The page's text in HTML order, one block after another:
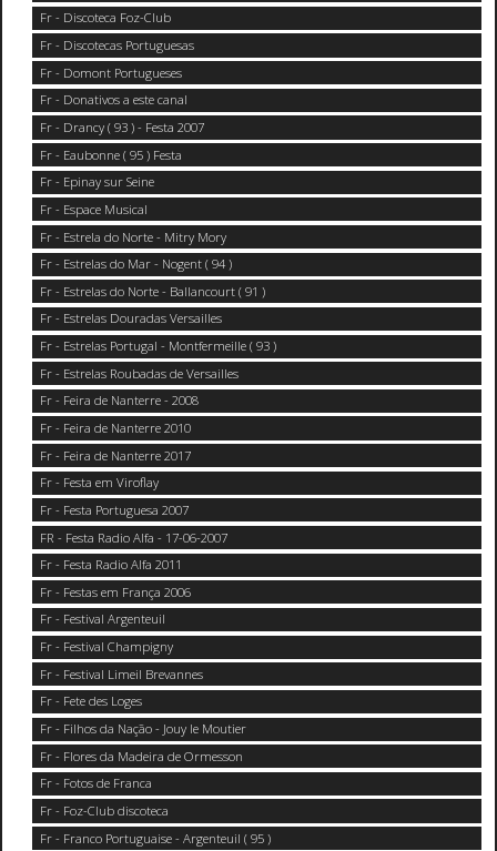
Fr - Discoteca Foz-Club
Fr - Discotecas Portuguesas
Fr - Domont Portugueses
Fr - Donativos a este canal
Fr - Drancy ( 93 ) - Festa 2007
Fr - Eaubonne ( 95 ) Festa
Fr - Epinay sur Seine
Fr - Espace Musical
Fr - Estrela do Norte - Mitry Mory
Fr - Estrelas do Mar - Nogent ( 94 )
Fr - Estrelas do Norte - Ballancourt ( 91 )
Fr - Estrelas Douradas Versailles
Fr - Estrelas Portugal - Montfermeille ( 93 )
Fr - Estrelas Roubadas de Versailles
Fr - Feira de Nanterre - 2008
Fr - Feira de Nanterre 2010
Fr - Feira de Nanterre 2017
Fr - Festa em Viroflay
Fr - Festa Portuguesa 2007
FR - Festa Radio Alfa - 17-06-2007
Fr - Festa Radio Alfa 2011
Fr - Festas em França 2006
Fr - Festival Argenteuil
Fr - Festival Champigny
Fr - Festival Limeil Brevannes
Fr - Fete des Loges
Fr - Filhos da Nação - Jouy le Moutier
Fr - Flores da Madeira de Ormesson
Fr - Fotos de Franca
Fr - Foz-Club discoteca
Fr - Franco Portuguaise - Argenteuil ( 95 )